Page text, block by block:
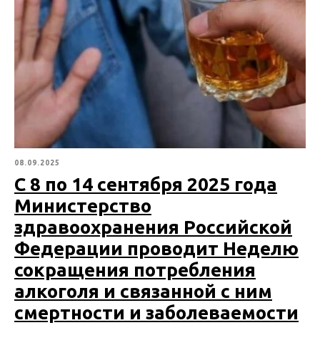
08.09.2025
С 8 по 14 сентября 2025 года
Министерство
здравоохранения Российской
Федерации проводит Неделю
сокращения потребления
алкоголя и связанной с ним
смертности и заболеваемости